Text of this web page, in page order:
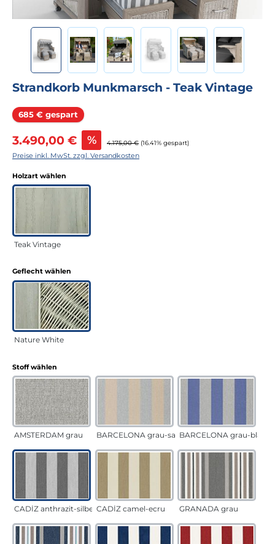
Strandkorb Munkmarsch - Teak Vintage
685 € gespart Rabatt
Verkaufspreis:
3.490,00 € % Regulärer Preis:
4.175,00 € (16.41% gespart)
Preise inkl. MwSt. zzgl. Versandkosten
Holzart wählen
Teak Vintage
Geflecht wählen
Nature White
Stoff wählen
AMSTERDAM grau BARCELONA grau-sandBARCELONA grau-blau
CADÍZ anthrazit-silber CADÍZ camel-ecru GRANADA grau